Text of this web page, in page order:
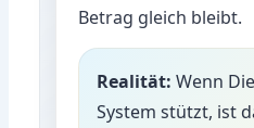
Betrag gleich bleibt.
Realität: Wenn
System stützt, ist